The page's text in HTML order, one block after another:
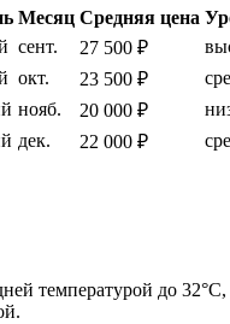
Месяц Средняя цена
сент. 27 500 ₽
окт. 23 500 ₽
нояб. 20 000 ₽
дек. 22 000 ₽
температурой до